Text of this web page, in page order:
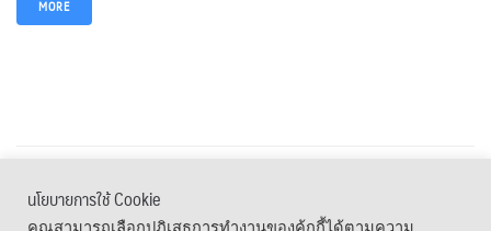
MORE
นโยบายการใช้ Cookie